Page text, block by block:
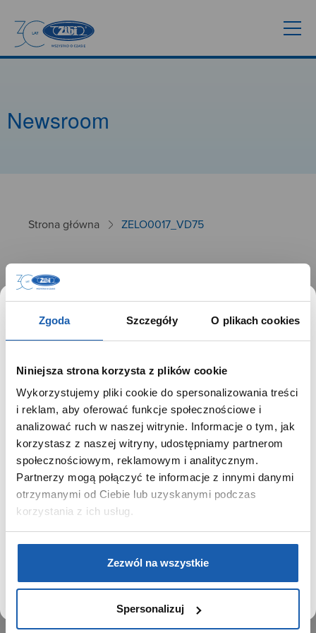
Zgoda Szczegóły O plikach cookies
Niniejsza strona korzysta z plików cookie
Wykorzystujemy pliki cookie do spersonalizowania treści
i reklam, aby oferować funkcje społecznościowe i
analizować ruch w naszej witrynie. Informacje o tym, jak
korzystasz z naszej witryny, udostępniamy partnerom
społecznościowym, reklamowym i analitycznym.
Partnerzy mogą połączyć te informacje z innymi danymi
otrzymanymi od Ciebie lub uzyskanymi podczas
korzystania z ich usług.
Zezwól na wszystkie
Spersonalizuj
Newsroom
Strona główna ZELO0017_VD75
ZELO0017_VD75
26.09.2024
GRUPA ZIBI
Historia
Misja, wizja i wartości Grupy Zibi
Ważne daty
Kariera
Zgoda na ciasteczka
PRODUKTY
Kalkulatory
SIECI SPRZEDAŻY
SZANOWNY UŻYTKOWNIKU,
SZANOWNA UŻYTKOWNICZKO
Używamy plików cookie w celach analitycznych,
statystycznych i marketingowych, w tym aby analizować
ruch w tej witrynie, optymalizować jej działanie oraz
zapamiętywać Twoje preferencje.